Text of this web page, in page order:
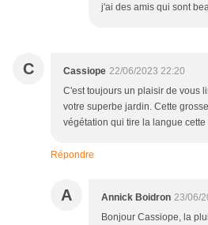
j'ai des amis qui sont
C Cassiope 22/06/2023 22:20
C'est toujours un plaisir de vous
votre superbe jardin. Cette
végétation qui tire la langue cette
Répondre
A Annick Boidron 23/06/
Bonjour Cassiope, la